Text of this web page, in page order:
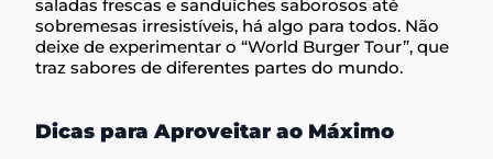
saladas frescas e sanduíches saborosos até
sobremesas irresistíveis, há algo para todos. Não
deixe de experimentar o “World Burger Tour”, que
traz sabores de diferentes partes do mundo.
Dicas para Aproveitar ao Máximo